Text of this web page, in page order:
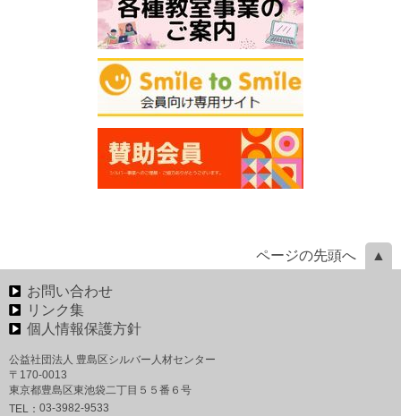
ページの先頭へ
お問い合わせ
リンク集
個人情報保護方針
公益社団法人 豊島区シルバー人材センター
〒170-0013
東京都豊島区東池袋二丁目５５番６号
TEL： 03-3982-9533